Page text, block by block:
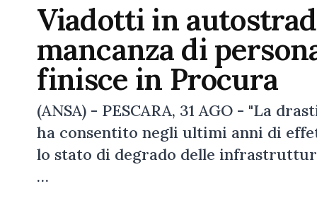
Viadotti in
mancanza di
finisce in Procura
(ANSA) - PESCARA, 31 AGO - "La
ha consentito negli ultimi anni di
lo stato di degrado delle
…